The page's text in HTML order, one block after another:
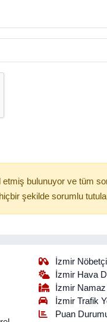
etmiş bulunuyor ve tüm
şekilde sorumlu
İzmir
İzmir Hava
İzmir
İzmir Trafik
Puan